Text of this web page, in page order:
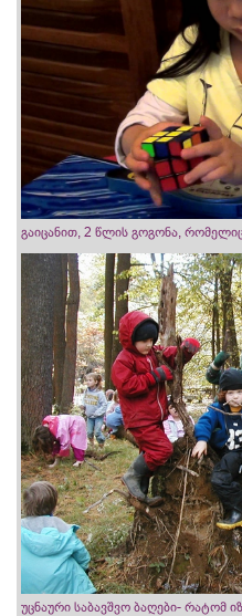
გაიცანით, 2 წლის გოგონა, რომელიც
უცნაური საბავშვო ბაღები- რატომ